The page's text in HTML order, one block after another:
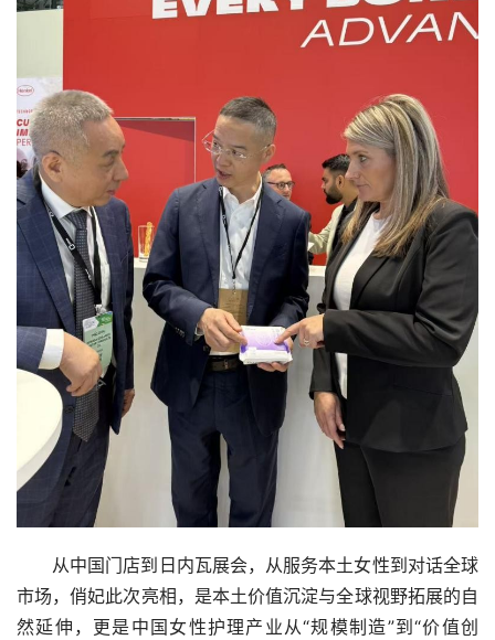
从中国门店到日内瓦展会，从服务本土女性到对话全球
市场，俏妃此次亮相，是本土价值沉淀与全球视野拓展的自
然延伸，更是中国女性护理产业从“规模制造”到“价值创